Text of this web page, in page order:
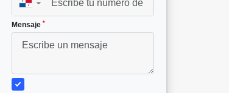
▼
Mensaje *